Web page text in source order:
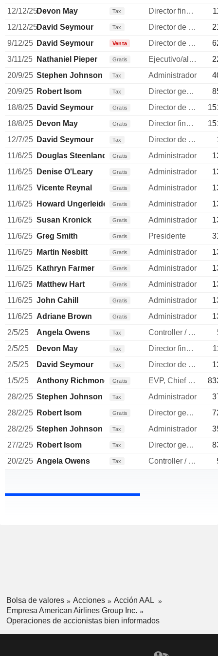
12/12/25Devon May Tax Director financiero
12/12/25David Seymour Tax Director de operaciones
9/12/25 David Seymour Venta Director de operaciones
3/11/25
Nathaniel Pieper Gratis Ejecutivo/alto directivo
20/9/25 Stephen Johnson Tax Administrador
20/9/25 Robert Isom Tax Director general
18/8/25 David Seymour Gratis Director de operaciones
18/8/25 Devon May Gratis Director financiero
12/7/25 David Seymour Tax Director de operaciones
11/6/25
Douglas Steenland Gratis Administrador
11/6/25
Denise O'Leary Gratis Administrador
11/6/25 Vicente Reynal Gratis Administrador
11/6/25
Howard Ungerleider Gratis Administrador
11/6/25 Susan Kronick Gratis Administrador
11/6/25 Greg Smith Gratis Presidente
11/6/25
Martin Nesbitt Gratis Administrador
11/6/25
Kathryn Farmer Gratis Administrador
11/6/25
Matthew Hart Gratis Administrador
11/6/25 John Cahill Gratis Administrador
11/6/25 Adriane Brown Gratis Administrador
2/5/25
Angela Owens Tax Controller / auditor
2/5/25
Devon May Tax Director financiero
2/5/25
David Seymour Tax Director de operaciones
1/5/25
Anthony Richmond Gratis EVP, Chief Legal Officer
28/2/25 Stephen Johnson Tax Administrador
28/2/25 Robert Isom Gratis Director general
28/2/25 Stephen Johnson Tax Administrador
27/2/25 Robert Isom Tax Director general
20/2/25 Angela Owens Tax Controller / auditor
Bolsa de valores Acciones
Acción AAL
Empresa American Airlines Group Inc.
Operaciones de accionistas bien informados